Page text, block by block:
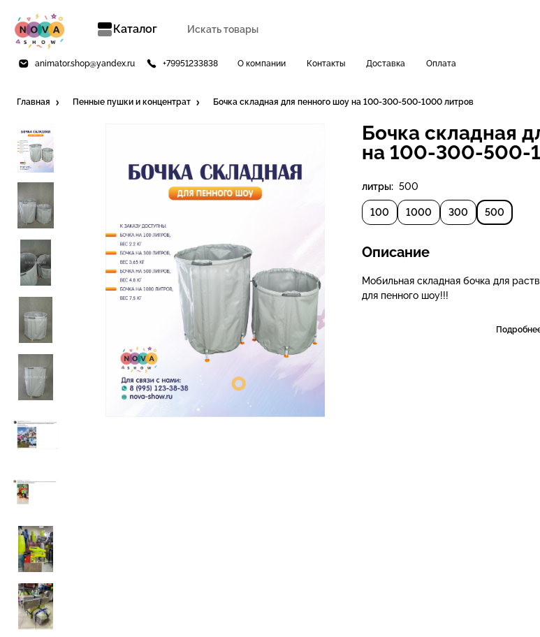
Каталог
animator.shop@yandex.ru +79951233838 О компании Контакты Доставка Оплата
Главная Пенные пушки и концентрат Бочка складная для пенного шоу на 100-300-500-1000 литров
Бочка складная
на 100-300-500-
литры: 500
100 1000 300 500
Описание
Мобильная складная бочка для
для пенного шоу!!!